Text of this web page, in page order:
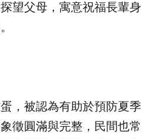
望父母，寓意祝福長輩身
，被認為有助於預防夏季
徵圓滿與完整，民間也常